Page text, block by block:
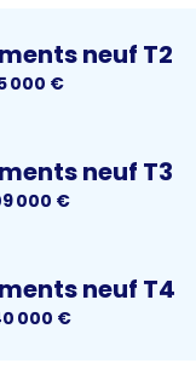
neuf T2
000 €
neuf T3
000 €
neuf T4
000 €